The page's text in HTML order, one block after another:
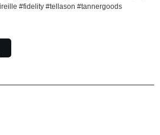
#fidelity #tellason #tannergoods